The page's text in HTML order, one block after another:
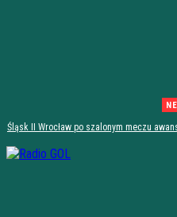
Śląsk II Wrocław po szalonym meczu